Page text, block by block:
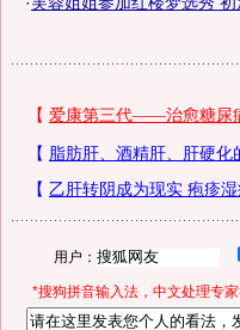
用户：
*搜狗拼音输入法，中文处理专